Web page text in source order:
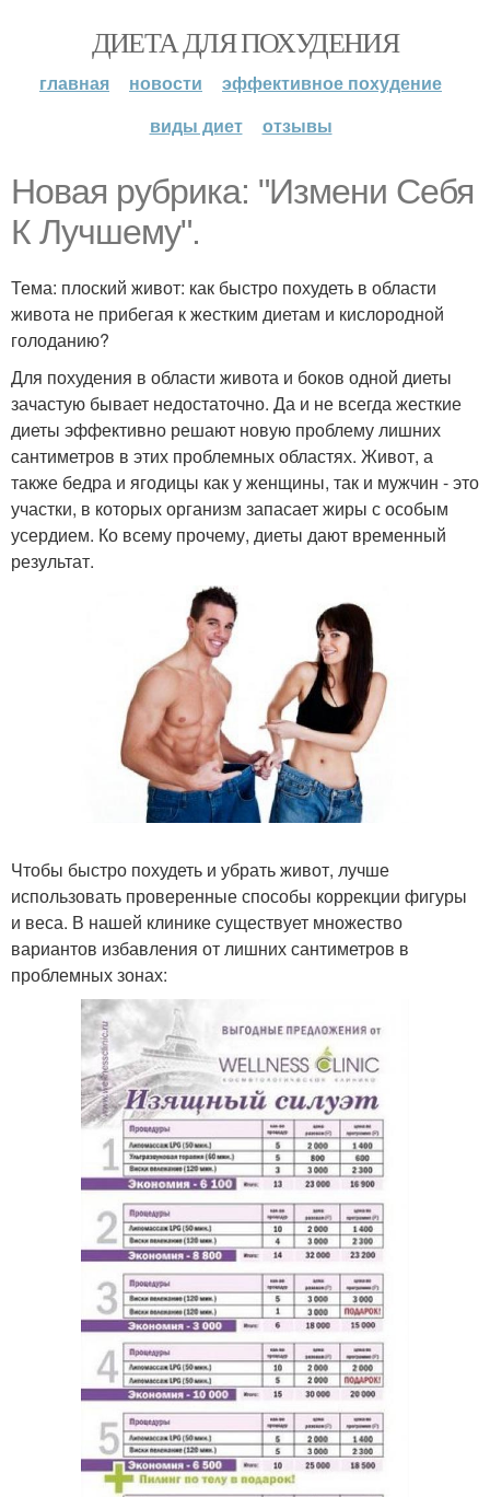
ДИЕТА ДЛЯ ПОХУДЕНИЯ
главная новости
эффективное похудение
виды диет
отзывы
Новая рубрика: "Измени Себя
К Лучшему".
Тема: плоский живот: как быстро похудеть в области
живота не прибегая к жестким диетам и кислородной
голоданию?
Для похудения в области живота и боков одной диеты
зачастую бывает недостаточно. Да и не всегда жесткие
диеты эффективно решают новую проблему лишних
сантиметров в этих проблемных областях. Живот, а
также бедра и ягодицы как у женщины, так и мужчин - это
участки, в которых организм запасает жиры с особым
усердием. Ко всему прочему, диеты дают временный
результат.
Чтобы быстро похудеть и убрать живот, лучше
использовать проверенные способы коррекции фигуры
и веса. В нашей клинике существует множество
вариантов избавления от лишних сантиметров в
проблемных зонах: